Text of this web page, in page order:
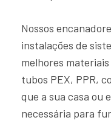
Nossos
instalações de
melhores
tubos PEX, PPR,
que a sua casa ou
necessária para